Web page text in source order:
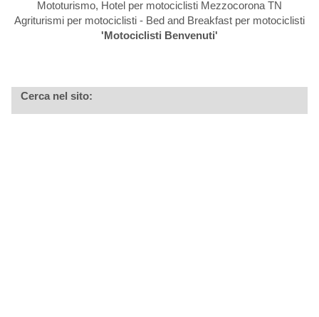
Mototurismo, Hotel per motociclisti Mezzocorona TN
Agriturismi per motociclisti - Bed and Breakfast per motociclisti
'Motociclisti Benvenuti'
Cerca nel sito: